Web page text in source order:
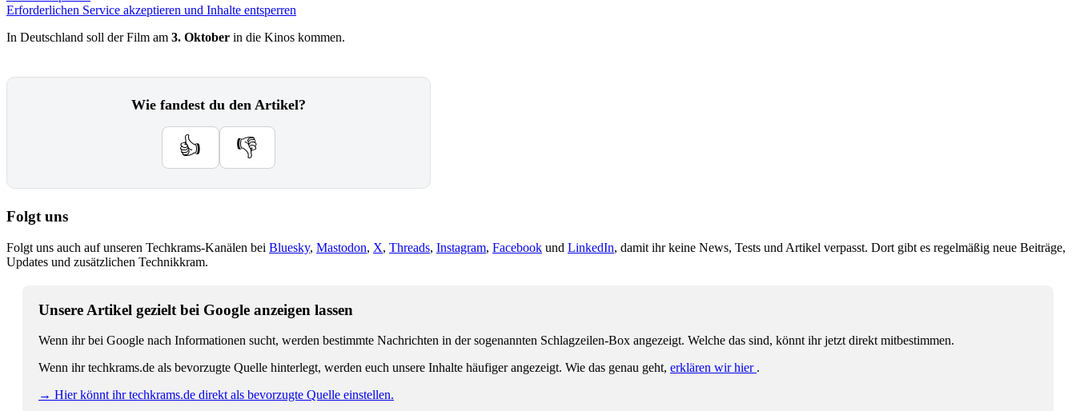
Erforderlichen Service akzeptieren und Inhalte entsperren
In Deutschland soll der Film am 3. Oktober in die Kinos kommen.
Wie fandest du den Artikel?
👍 👎
Folgt uns
Folgt uns auch auf unseren Techkrams-Kanälen bei Bluesky, Mastodon, X, Threads, Instagram, Facebook und LinkedIn, damit ihr keine News, Tests und Artikel verpasst. Dort gibt es regelmäßig neue Beiträge,
Updates und zusätzlichen Technikkram.
Unsere Artikel gezielt bei Google anzeigen lassen
Wenn ihr bei Google nach Informationen sucht, werden bestimmte Nachrichten in der sogenannten Schlagzeilen-Box angezeigt. Welche das sind, könnt ihr jetzt direkt mitbestimmen.
Wenn ihr techkrams.de als bevorzugte Quelle hinterlegt, werden euch unsere Inhalte häufiger angezeigt. Wie das genau geht, erklären wir hier .
→ Hier könnt ihr techkrams.de direkt als bevorzugte Quelle einstellen.